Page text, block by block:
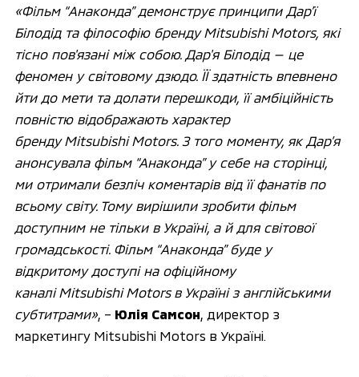
«Фільм “Aнаконда” демонструє принципи Дар’ї
Білодід та філософію бренду MitsubishiMotors, які
тісно пов'язані між собою. Дар'я Білодід — це
феномен у світовому дзюдо. ЇЇ здатність впевнено
йти до мети та долати перешкоди, її амбіційність
повністю відображають характер
бренду MitsubishiMotors. З того моменту, як Дар’я
анонсувала фільм “Анаконда” у себе на сторінці,
ми отримали безліч коментарів від її фанатів по
всьому світу. Тому вирішили зробити фільм
доступним не тільки в Україні, а й для світової
громадськості. Фільм “Aнаконда” буде у
відкритому доступі на офіційному
каналі MitsubishiMotorsв Україні з англійськими
субтитрами», – Юлія Самсон , директор з
маркетингу Mitsubishi Motors в Україні.